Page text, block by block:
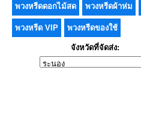
พวงหรีดดอกไม้สด พวงหรีดผ้าห่ม
พวงหรีด VIP พวงหรีดของใช้
จังหวัดที่จัดส่ง: